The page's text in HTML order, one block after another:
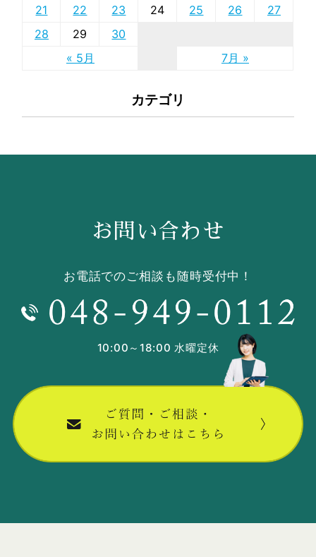
« 5月 7月 »
21
22 23 24 25 26
27
28
29 30
カテゴリ
お問い合わせ
お電話でのご相談も随時受付中！
10:00～18:00 水曜定休